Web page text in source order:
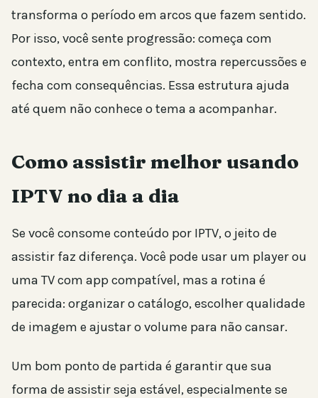
transforma o período em arcos que fazem sentido.
Por isso, você sente progressão: começa com
contexto, entra em conflito, mostra repercussões e
fecha com consequências. Essa estrutura ajuda
até quem não conhece o tema a acompanhar.
Como assistir melhor usando
IPTV no dia a dia
Se você consome conteúdo por IPTV, o jeito de
assistir faz diferença. Você pode usar um player ou
uma TV com app compatível, mas a rotina é
parecida: organizar o catálogo, escolher qualidade
de imagem e ajustar o volume para não cansar.
Um bom ponto de partida é garantir que sua
forma de assistir seja estável, especialmente se